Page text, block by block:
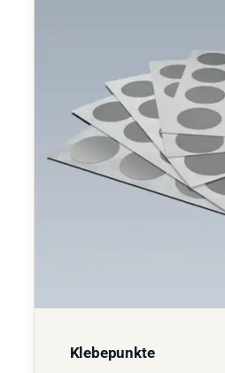
Klebepunkte